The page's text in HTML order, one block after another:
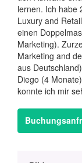
lernen. Ich habe
Luxury and
einen
Marketing).
Marketing and
aus
Diego (4
konnte ich mir